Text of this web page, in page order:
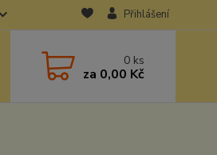
Přihlášení
0 ks
za 0,00 Kč